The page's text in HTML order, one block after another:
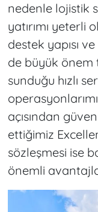
nedenle lojistik
yatırımı yeterli
destek yapısı
de büyük önem
sunduğu hızlı
açısından
ettiğimiz
sözleşmesi ise
önemli